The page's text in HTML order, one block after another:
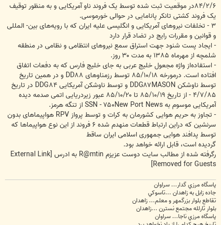
۸۴/۲/۶‬در موقعیت ثبت شده توسط یک فروند ناو آمریکایی و به منظور توقیف
یک فروند کشتی تانکر پانامایی در حوالی خورموسی.
‪ - ۳‬تخلفات نیروهای آمریکایی و انگلیسی علیه ‌ایران که با رویه‌های بین- المللی
و قوانین و مقررات رایج در تضاد قرار دارد
- ایجاد پست شنود جهت استراق سمع نیروهای انتظامی و نظامی در منطقه
شلمچه از مهرماه ‪ ۱۳۸۵‬به مدت ‪ ۳۰‬روز.
- استفاده‌از واژه مجعول خلیج عربی به جای خلیج فارس که به دفعات اتفاق
افتاده است. درمورخه ‪ ۸۵/۱۰/۱۸‬توسط رزمناوهای ‪ DD۸۸‬و در همین تاریخ
توسط ناوشکن DDG۸۷MASON‬ و توسط ناوشکن آمریکایی ‪DDG۸۴‬ در تاریخ
۴/۷/۸۵ - از تاریخ ‪ ۸۵/۱۰/۱۹‬تا ‪ ۸۵/۱۰/۲۰‬عبور زیردریایی اتمی صدمه دیده
آمریکایی موسوم به ‪SSN - ۷۵۰New Port News‬ از تنگه هرمز.
- تجاوز به حریم هوایی کشورمان به کرات و توسط پرواز ‪ RPV‬هواپیماهای بدون
سرنشین که دراین ارتباط قطعات منهدم شده ‪ ۶‬فروند از این نوع هواپیماها که
توسط پدافند هوایی جمهوری اسلامی ایران ساقط
گردیده است، قابل ارائه خواهد بود.
رگرفته شده از مطالب سایت دوست عزیزم R@mtin به ادرس
[External Link
Removed for Guests]
پاسگاه مرزي گدار... سراوان
جاده زابل به زاهدان ...تاسوکي
تقاطع بلوار بزرگمهر و معلم... زاهدان
بلوار ثارلله مجتمع نسترن ...زاهدان
پاسگاه مرزي ناجا... سراوان